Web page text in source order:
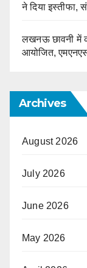
ने दिया
लखनऊ छावनी में
आयोजित,
Archives
August 2026
July 2026
June 2026
May 2026